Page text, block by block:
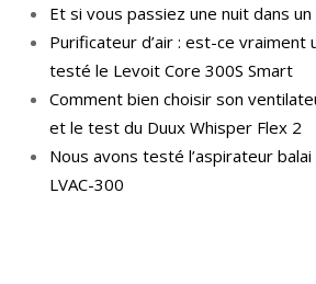
Et si vous passiez une nuit dans un
Purificateur d’air : est-ce vraiment
testé le Levoit Core 300S Smart
Comment bien choisir son
et le test du Duux Whisper Flex 2
Nous avons testé l’aspirateur
LVAC-300